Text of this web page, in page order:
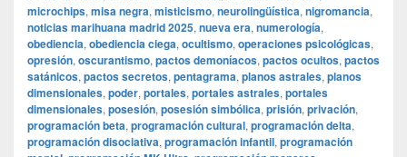
microchips, misa negra, misticismo, neurolingüística, nigromancia,
noticias marihuana madrid 2025, nueva era, numerología,
obediencia, obediencia ciega, ocultismo, operaciones psicológicas,
opresión, oscurantismo, pactos demoníacos, pactos ocultos, pactos
satánicos, pactos secretos, pentagrama, planos astrales, planos
dimensionales, poder, portales, portales astrales, portales
dimensionales, posesión, posesión simbólica, prisión, privación,
programación beta, programación cultural, programación delta,
programación disociativa, programación infantil, programación